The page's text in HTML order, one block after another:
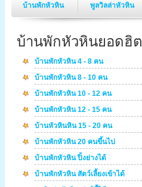
บ้านพักหัวหิน พูลวิลล่าหัวหิน
บ้านพักหัวหินยอดฮิต
บ้านพักหัวหิน 4 - 8 คน
บ้านพักหัวหิน 8 - 10 คน
บ้านพักหัวหิน 10 - 12 คน
บ้านพักหัวหิน 12 - 15 คน
บ้านหัวหินหิน 15 - 20 คน
บ้านพักหัวหิน 20 คนขึ้นไป
บ้านพักหัวหิน ปิ้งย่างได้
บ้านพักหัวหิน สัตว์เลี้ยงเข้าได้